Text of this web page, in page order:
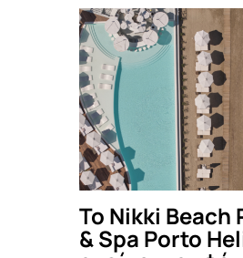
Με τα βραβεία
ολοκληρώνεται